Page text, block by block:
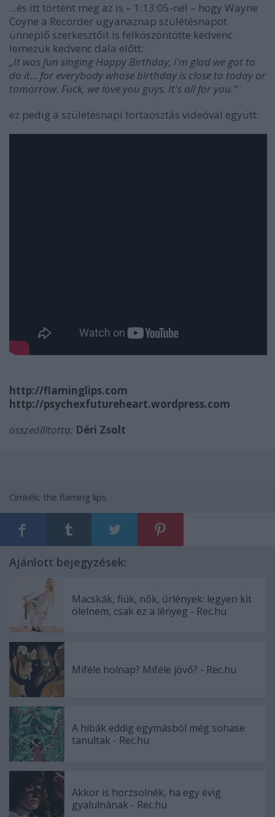
...és itt történt meg az is – 1:13:05-nél – hogy Wayne
Coyne a Recorder ugyanaznap szülétésnapot
ünneplő szerkesztőit is felköszöntötte kedvenc
lemezük kedvenc dala előtt:
„It was fun singing Happy Birthday, i'm glad we got to
do it... for everybody whose birthday is close to today or
tomorrow. Fuck, we love you guys. It's all for you.”
ez pedig a születésnapi tortaosztás videóval együtt:
http://flaminglips.com
http://psychexfutureheart.wordpress.com
összeállította: Déri Zsolt
Címkék: the flaming lips
Ajánlott bejegyzések:
Macskák, fiúk, nők, űrlények: legyen kit
ölelnem, csak ez a lényeg - Rec.hu
Miféle holnap? Miféle jövő? - Rec.hu
A hibák eddig egymásból még sohase
tanultak - Rec.hu
Akkor is horzsolnék, ha egy évig
gyalulnának - Rec.hu